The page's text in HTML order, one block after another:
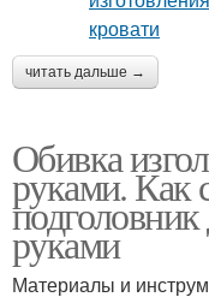
читать дальше →
Обивка
руками. Как
руками
Материалы и